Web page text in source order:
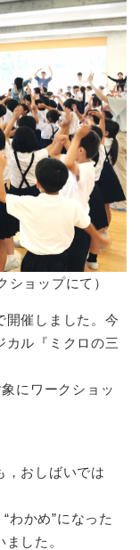
ショップにて）
開催しました。今
カル『ミクロの三
にワークショッ
，おしばいでは
わかめ”になった
した。